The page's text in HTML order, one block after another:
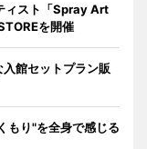
ィスト「Spray Art
を開催
館セットプラン販
もり"を全身で感じる